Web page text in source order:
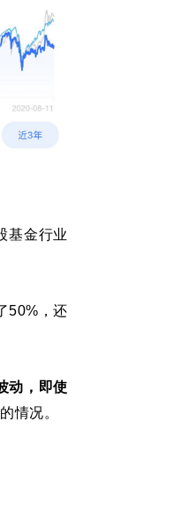
基金行业
50%，还
动，即使
情况。